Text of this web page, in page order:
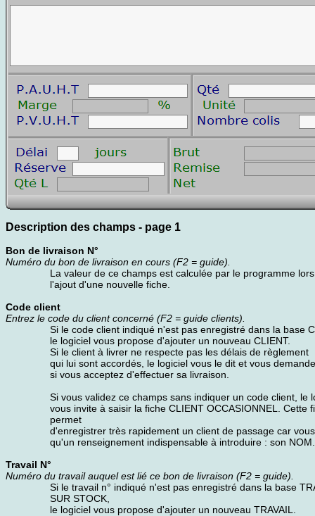
Description des champs - page 1
Bon de livraison N°
Numéro du bon de livraison en cours (F2 = guide).
La valeur de ce champs est calculée par le programme
l'ajout d'une nouvelle fiche.
Code client
Entrez le code du client concerné (F2 = guide clients).
Si le code client indiqué n'est pas enregistré dans la base
le logiciel vous propose d'ajouter un nouveau CLIENT.
Si le client à livrer ne respecte pas les délais de règlement
qui lui sont accordés, le logiciel vous le dit et vous demande
si vous acceptez d'effectuer sa livraison.
Si vous validez ce champs sans indiquer un code client, le
vous invite à saisir la fiche CLIENT OCCASIONNEL. Cette
permet
d'enregistrer très rapidement un client de passage car
qu'un renseignement indispensable à introduire : son NOM.
Travail N°
Numéro du travail auquel est lié ce bon de livraison (F2 = guide).
Si le travail n° indiqué n'est pas enregistré dans la base
SUR STOCK,
le logiciel vous propose d'ajouter un nouveau TRAVAIL.